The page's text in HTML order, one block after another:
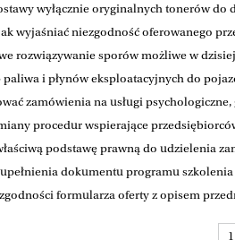
wyłącznie oryginalnych tonerów do
wyjaśniać niezgodność oferowanego
rozwiązywanie sporów możliwe w
paliwa i płynów eksploatacyjnych do
zamówienia na usługi
procedur wspierające
podstawę prawną do udzielenia
dokumentu programu szkolenia
formularza oferty z opisem
1